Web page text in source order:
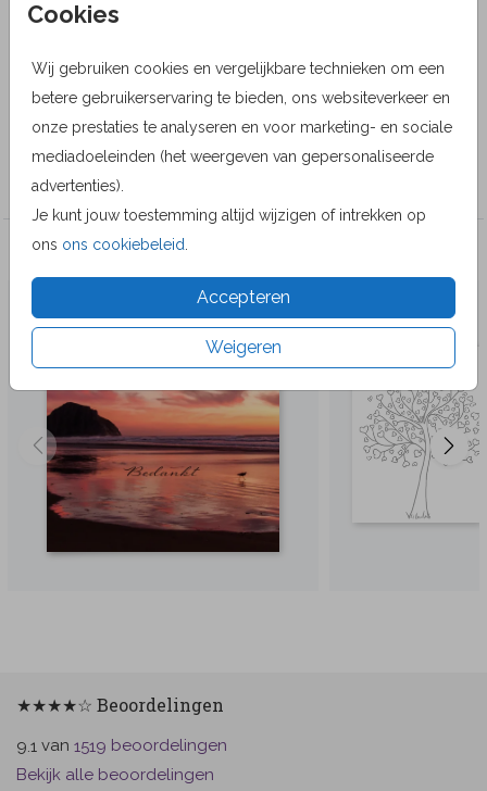
Cookies
Wij gebruiken cookies en vergelijkbare technieken om een
betere gebruikerservaring te bieden, ons websiteverkeer en
onze prestaties te analyseren en voor marketing- en sociale
mediadoeleinden (het weergeven van gepersonaliseerde
advertenties).
Je kunt jouw toestemming altijd wijzigen of intrekken op
ons ons cookiebeleid
Accepteren
Weigeren
grijze tinten. (339)
Designer
Anet Illustraties
Collectie
Anet illustraties
Veel gekozen producten
★★★★☆ Beoordelingen
9.1 van 1519 beoordelingen
Bekijk alle beoordelingen